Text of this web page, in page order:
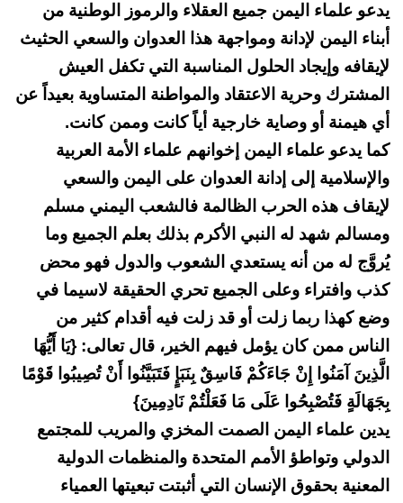
يدعو علماء اليمن جميع العقلاء والرموز الوطنية من
أبناء اليمن لإدانة ومواجهة هذا العدوان والسعي الحثيث
لإيقافه وإيجاد الحلول المناسبة التي تكفل العيش
المشترك وحرية الاعتقاد والمواطنة المتساوية بعيداً عن
أي هيمنة أو وصاية خارجية أياً كانت وممن كانت.
كما يدعو علماء اليمن إخوانهم علماء الأمة العربية
والإسلامية إلى إدانة العدوان على اليمن والسعي
لإيقاف هذه الحرب الظالمة فالشعب اليمني مسلم
ومسالم شهد له النبي الأكرم بذلك بعلم الجميع وما
يُروَّج له من أنه يستعدي الشعوب والدول فهو محض
كذب وافتراء وعلى الجميع تحري الحقيقة لاسيما في
وضع كهذا ربما زلت أو قد زلت فيه أقدام كثير من
الناس ممن كان يؤمل فيهم الخير، قال تعالى: {يَا أَيُّهَا
الَّذِينَ آمَنُوا إِنْ جَاءَكُمْ فَاسِقٌ بِنَبَإٍ فَتَبَيَّنُوا أَنْ تُصِيبُوا قَوْمًا
بِجَهَالَةٍ فَتُصْبِحُوا عَلَى مَا فَعَلْتُمْ نَادِمِينَ}
يدين علماء اليمن الصمت المخزي والمريب للمجتمع
الدولي وتواطؤ الأمم المتحدة والمنظمات الدولية
المعنية بحقوق الإنسان التي أثبتت تبعيتها العمياء